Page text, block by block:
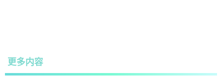
更多内容